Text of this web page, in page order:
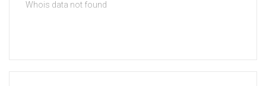
Whois data not found